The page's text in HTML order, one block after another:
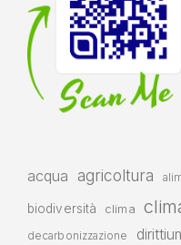
acqua agricoltura
biodiversità clima
decarbonizzazione